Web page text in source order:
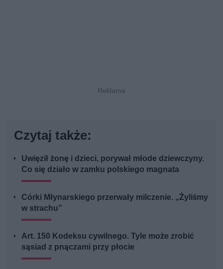
Czytaj także:
Uwięził żonę i dzieci, porywał młode dziewczyny.
Co się działo w zamku polskiego magnata
Córki Młynarskiego przerwały milczenie. „Żyliśmy
w strachu”
Art. 150 Kodeksu cywilnego. Tyle może zrobić
sąsiad z pnączami przy płocie